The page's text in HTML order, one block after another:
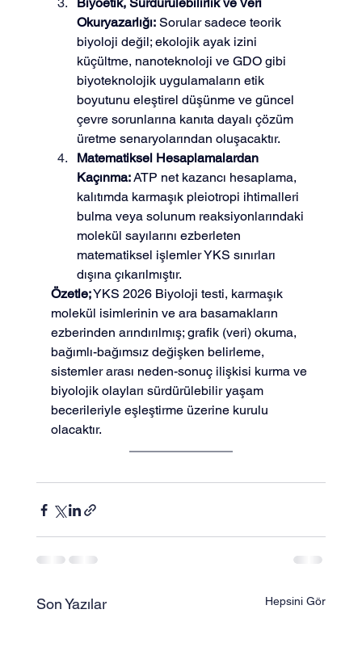
Biyoetik, Sürdürülebilirlik ve Veri
Okuryazarlığı: Sorular sadece teorik
biyoloji değil; ekolojik ayak izini
küçültme, nanoteknoloji ve GDO gibi
biyoteknolojik uygulamaların etik
boyutunu eleştirel düşünme ve güncel
çevre sorunlarına kanıta dayalı çözüm
üretme senaryolarından oluşacaktır.
Matematiksel Hesaplamalardan
Kaçınma: ATP net kazancı hesaplama,
kalıtımda karmaşık pleiotropi ihtimalleri
bulma veya solunum reaksiyonlarındaki
molekül sayılarını ezberleten
matematiksel işlemler YKS sınırları
dışına çıkarılmıştır.
Özetle; YKS 2026 Biyoloji testi, karmaşık
molekül isimlerinin ve ara basamakların
ezberinden arındırılmış; grafik (veri) okuma,
bağımlı-bağımsız değişken belirleme,
sistemler arası neden-sonuç ilişkisi kurma ve
biyolojik olayları sürdürülebilir yaşam
becerileriyle eşleştirme üzerine kurulu
olacaktır.
Son Yazılar Hepsini Gör